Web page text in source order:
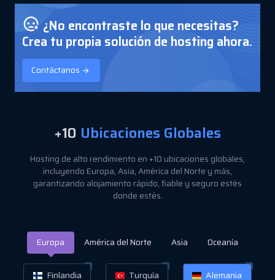
¿No encontraste lo que necesitas?
Crea tu propia solución de hosting ahora.
Contáctanos
+10 Ubicaciones Globales
Hosting de alto rendimiento en +10 ubicaciones globales,
incluyendo Europa, Asia, América del Norte y más,
garantizando alojamiento rápido, fiable y seguro estés
donde estés.
Europa América del Norte Asia Oceanía
Finlandia Turquía Alemania